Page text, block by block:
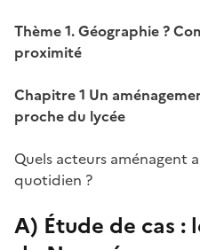
Thème 1. Géographie ?
proximité
Chapitre 1 Un
proche du lycée
Quels acteurs aménagent
quotidien ?
A) Étude de cas